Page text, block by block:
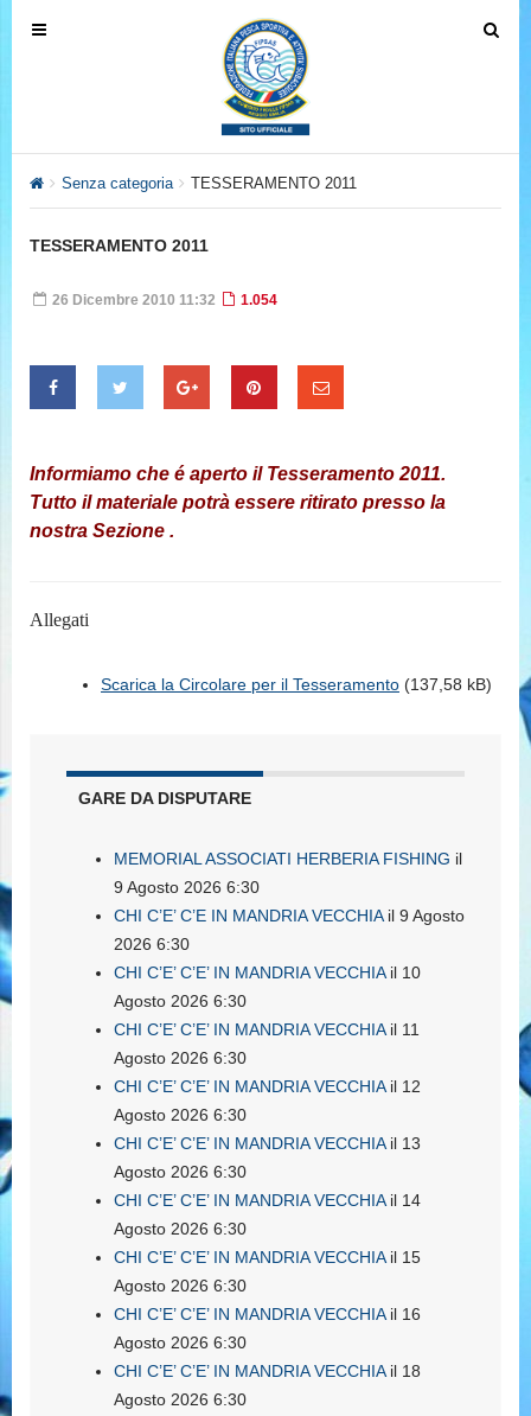
T
v
t
T
Senza categoria TESSERAMENTO 2011
TESSERAMENTO 2011
26 Dicembre 2010 11:32 1.054
Informiamo che é aperto il Tesseramento 2011.
Tutto il materiale potrà essere ritirato presso la
nostra Sezione .
Allegati
Scarica la Circolare per il Tesseramento (137,58 kB)
GARE DA DISPUTARE
MEMORIAL ASSOCIATI HERBERIA FISHING il
9 Agosto 2026 6:30
CHI C’E’ C’E IN MANDRIA VECCHIAil 9 Agosto
2026 6:30
CHI C’E’ C’E’ IN MANDRIA VECCHIAil 10
Agosto 2026 6:30
CHI C’E’ C’E’ IN MANDRIA VECCHIAil 11
Agosto 2026 6:30
CHI C’E’ C’E’ IN MANDRIA VECCHIAil 12
Agosto 2026 6:30
CHI C’E’ C’E’ IN MANDRIA VECCHIAil 13
Agosto 2026 6:30
CHI C’E’ C’E’ IN MANDRIA VECCHIAil 14
Agosto 2026 6:30
CHI C’E’ C’E’ IN MANDRIA VECCHIAil 15
Agosto 2026 6:30
CHI C’E’ C’E’ IN MANDRIA VECCHIAil 16
Agosto 2026 6:30
CHI C’E’ C’E’ IN MANDRIA VECCHIAil 18
Agosto 2026 6:30